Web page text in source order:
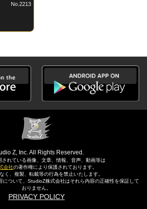
No.2213
Z, Inc. All Rights Reserved.
されている画像、文章、情報、音声、動画等は
会社の著作権により保護されております。
く、複製、転載等の行為を禁止いたします。
について、StudioZ株式会社はそれら内容の正確性を保証して
おりません。
PRIVACY POLICY